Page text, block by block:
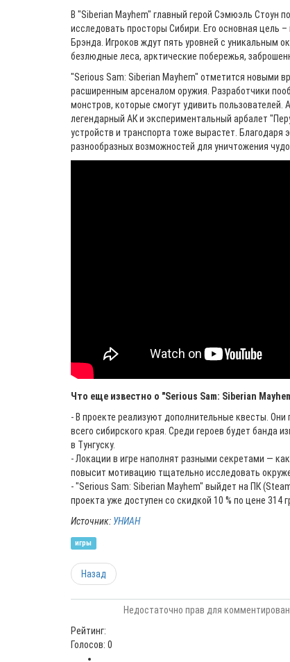
В "Siberian Mayhem" главный герой Сэмюэль Стоун
исследовать просторы Сибири. Его основная цель –
Брэнда. Игроков ждут пять уровней с уникальным
безлюдные леса, арктические побережья,
"Serious Sam: Siberian Mayhem" отметится новыми
расширенным арсеналом оружия. Разработчики
монстров, которые смогут удивить пользователей.
легендарный АК и экспериментальный арбалет
устройств и транспорта тоже вырастет. Благодаря
разнообразных возможностей для уничтожения
Что еще известно о "Serious Sam: Siberian
- В проекте реализуют дополнительные квесты.
всего сибирского края. Среди героев будет банда
в Тунгуску.
- Локации в игре наполнят разными секретами —
повысит мотивацию тщательно исследовать
- "Serious Sam: Siberian Mayhem" выйдет на ПК
проекта уже доступен со скидкой 10 % по цене 314
Источник: УНИАН
игры
Назад
Недостаточно прав для
Рейтинг:
Голосов: 0